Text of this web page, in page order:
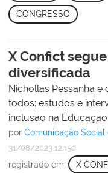
CONGRESSO
X Confict
diversificada
Nichollas Pessanha e
todos: estudos e
inclusão na Educação
por Comunicação Social
31/08/2023 12h50
registrado em: X